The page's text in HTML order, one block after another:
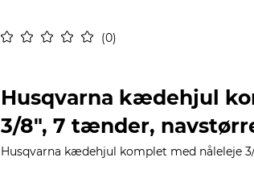
0
Husqvarna kædehjul
3/8", 7 tænder,
Husqvarna kædehjul komplet med nåleleje